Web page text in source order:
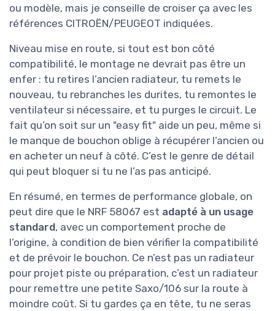
ou modèle, mais je conseille de croiser ça avec les
références CITROËN/PEUGEOT indiquées.
Niveau mise en route, si tout est bon côté
compatibilité, le montage ne devrait pas être un
enfer : tu retires l’ancien radiateur, tu remets le
nouveau, tu rebranches les durites, tu remontes le
ventilateur si nécessaire, et tu purges le circuit. Le
fait qu’on soit sur un "easy fit" aide un peu, même si
le manque de bouchon oblige à récupérer l’ancien ou
en acheter un neuf à côté. C’est le genre de détail
qui peut bloquer si tu ne l’as pas anticipé.
En résumé, en termes de performance globale, on
peut dire que le NRF 58067 est adapté à un usage
standard, avec un comportement proche de
l’origine, à condition de bien vérifier la compatibilité
et de prévoir le bouchon. Ce n’est pas un radiateur
pour projet piste ou préparation, c’est un radiateur
pour remettre une petite Saxo/106 sur la route à
moindre coût. Si tu gardes ça en tête, tu ne seras